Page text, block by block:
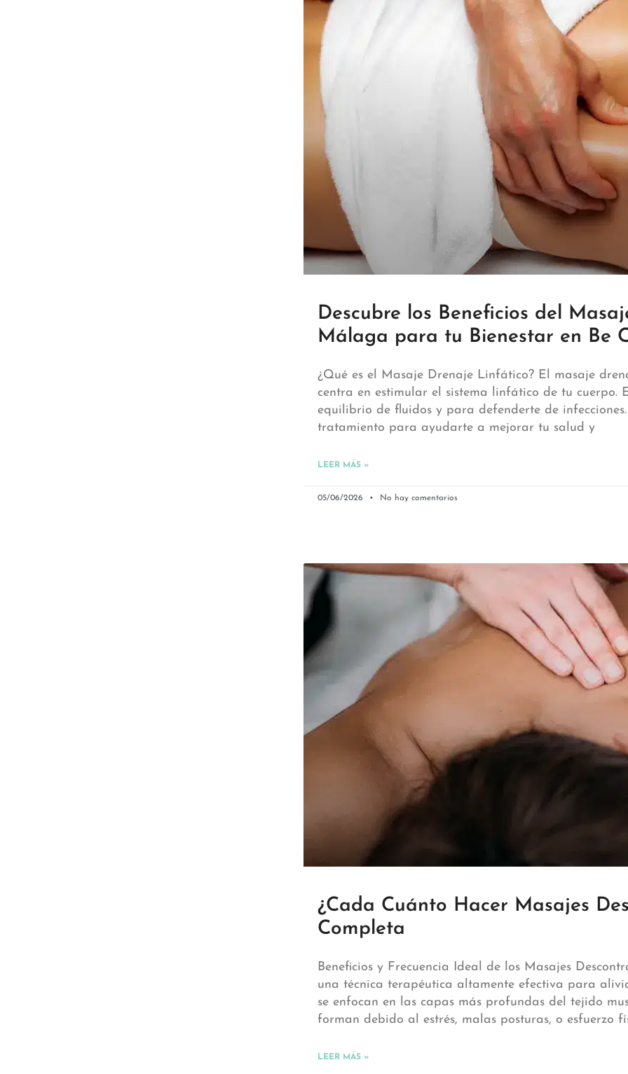
Descubre los Beneficios del
Málaga para tu Bienestar en Be
¿Qué es el Masaje Drenaje Linfático? El masaje
centra en estimular el sistema linfático de tu cuerpo.
equilibrio de fluidos y para defenderte de
tratamiento para ayudarte a mejorar tu salud y
LEER MÁS »
05/06/2026 No hay comentarios
¿Cada Cuánto Hacer Masajes
Completa
Beneficios y Frecuencia Ideal de los Masajes
una técnica terapéutica altamente efectiva para
se enfocan en las capas más profundas del tejido
forman debido al estrés, malas posturas, o esfuerzo
LEER MÁS »